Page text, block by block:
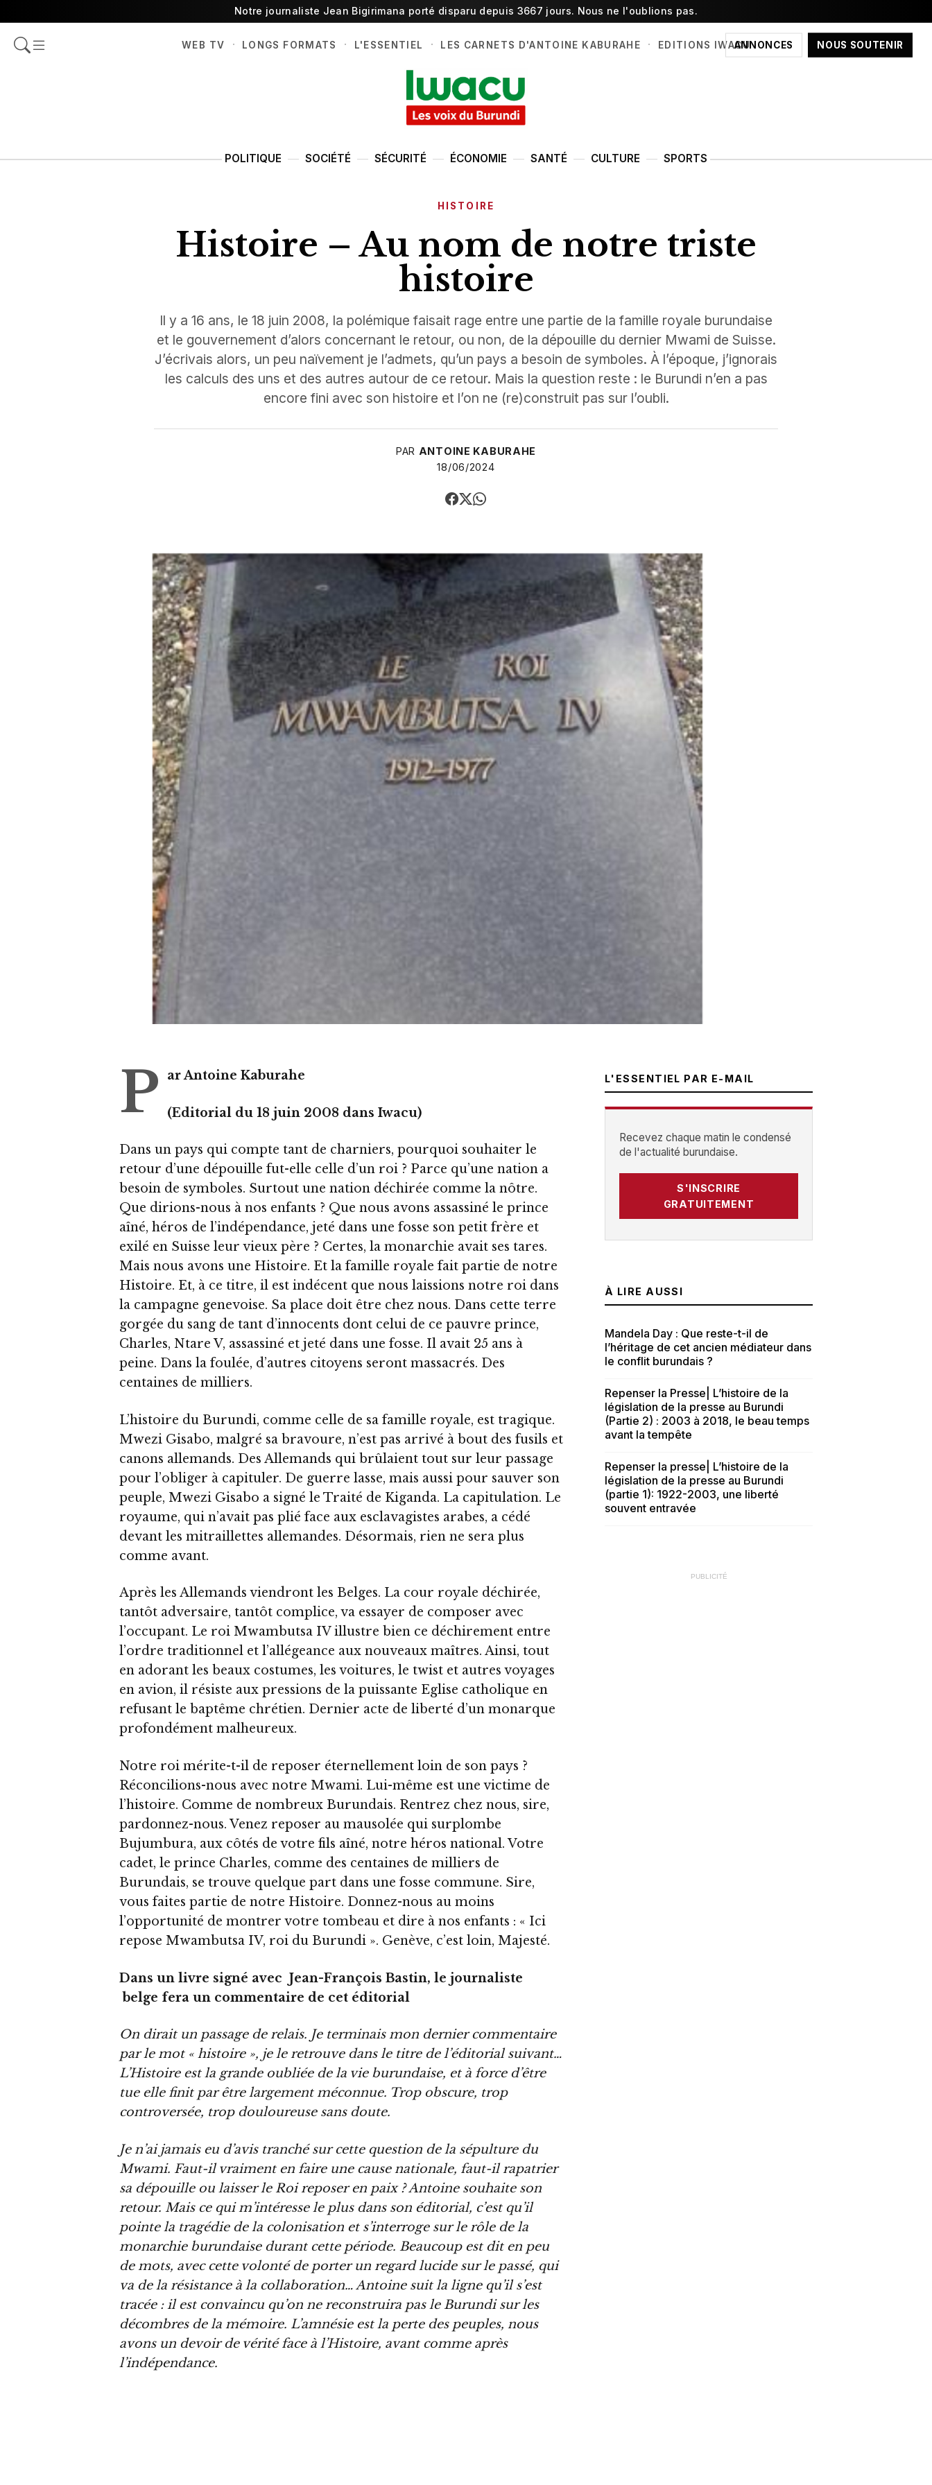
Notre journaliste Jean Bigirimana porté disparu depuis 3667 jours. Nous ne l'oublions pas.
ANNONCES NOUS SOUTENIR
WEB TV · LONGS FORMATS · L'ESSENTIEL · LES CARNETS D'ANTOINE KABURAHE · EDITIONS IWACU
POLITIQUE SOCIÉTÉ SÉCURITÉ ÉCONOMIE SANTÉ CULTURE SPORTS
HISTOIRE
Histoire – Au nom de notre triste
histoire
Il y a 16 ans, le 18 juin 2008, la polémique faisait rage entre une partie de la famille royale burundaise
et le gouvernement d’alors concernant le retour, ou non, de la dépouille du dernier Mwami de Suisse.
J’écrivais alors, un peu naïvement je l’admets, qu’un pays a besoin de symboles. À l’époque, j’ignorais
les calculs des uns et des autres autour de ce retour. Mais la question reste : le Burundi n’en a pas
encore fini avec son histoire et l’on ne (re)construit pas sur l’oubli.
PAR ANTOINE KABURAHE
18/06/2024
P ar Antoine Kaburahe
(Editorial du 18 juin 2008 dans Iwacu)
Dans un pays qui compte tant de charniers, pourquoi souhaiter le
retour d’une dépouille fut-elle celle d’un roi ? Parce qu’une nation a
besoin de symboles. Surtout une nation déchirée comme la nôtre.
Que dirions-nous à nos enfants ? Que nous avons assassiné le prince
aîné, héros de l’indépendance, jeté dans une fosse son petit frère et
exilé en Suisse leur vieux père ? Certes, la monarchie avait ses tares.
Mais nous avons une Histoire. Et la famille royale fait partie de notre
Histoire. Et, à ce titre, il est indécent que nous laissions notre roi dans
la campagne genevoise. Sa place doit être chez nous. Dans cette terre
gorgée du sang de tant d’innocents dont celui de ce pauvre prince,
Charles, Ntare V, assassiné et jeté dans une fosse. Il avait 25 ans à
peine. Dans la foulée, d’autres citoyens seront massacrés. Des
centaines de milliers.
L’histoire du Burundi, comme celle de sa famille royale, est tragique.
Mwezi Gisabo, malgré sa bravoure, n’est pas arrivé à bout des fusils et
canons allemands. Des Allemands qui brûlaient tout sur leur passage
pour l’obliger à capituler. De guerre lasse, mais aussi pour sauver son
peuple, Mwezi Gisabo a signé le Traité de Kiganda. La capitulation. Le
royaume, qui n’avait pas plié face aux esclavagistes arabes, a cédé
devant les mitraillettes allemandes. Désormais, rien ne sera plus
comme avant.
Après les Allemands viendront les Belges. La cour royale déchirée,
tantôt adversaire, tantôt complice, va essayer de composer avec
l’occupant. Le roi Mwambutsa IV illustre bien ce déchirement entre
l’ordre traditionnel et l’allégeance aux nouveaux maîtres. Ainsi, tout
en adorant les beaux costumes, les voitures, le twist et autres voyages
en avion, il résiste aux pressions de la puissante Eglise catholique en
refusant le baptême chrétien. Dernier acte de liberté d’un monarque
profondément malheureux.
Notre roi mérite-t-il de reposer éternellement loin de son pays ?
Réconcilions-nous avec notre Mwami. Lui-même est une victime de
l’histoire. Comme de nombreux Burundais. Rentrez chez nous, sire,
pardonnez-nous. Venez reposer au mausolée qui surplombe
Bujumbura, aux côtés de votre fils aîné, notre héros national. Votre
cadet, le prince Charles, comme des centaines de milliers de
Burundais, se trouve quelque part dans une fosse commune. Sire,
vous faites partie de notre Histoire. Donnez-nous au moins
l’opportunité de montrer votre tombeau et dire à nos enfants : « Ici
repose Mwambutsa IV, roi du Burundi ». Genève, c’est loin, Majesté.
Dans un livre signé avec Jean-François Bastin, le journaliste
belge fera un commentaire de cet éditorial
On dirait un passage de relais. Je terminais mon dernier commentaire
par le mot « histoire », je le retrouve dans le titre de l’éditorial suivant…
L’Histoire est la grande oubliée de la vie burundaise, et à force d’être
tue elle finit par être largement méconnue. Trop obscure, trop
controversée, trop douloureuse sans doute.
Je n’ai jamais eu d’avis tranché sur cette question de la sépulture du
Mwami. Faut-il vraiment en faire une cause nationale, faut-il rapatrier
sa dépouille ou laisser le Roi reposer en paix ? Antoine souhaite son
retour. Mais ce qui m’intéresse le plus dans son éditorial, c’est qu’il
pointe la tragédie de la colonisation et s’interroge sur le rôle de la
monarchie burundaise durant cette période. Beaucoup est dit en peu
de mots, avec cette volonté de porter un regard lucide sur le passé, qui
va de la résistance à la collaboration… Antoine suit la ligne qu’il s’est
tracée : il est convaincu qu’on ne reconstruira pas le Burundi sur les
décombres de la mémoire. L’amnésie est la perte des peuples, nous
avons un devoir de vérité face à l’Histoire, avant comme après
l’indépendance.
L'ESSENTIEL PAR E-MAIL
Recevez chaque matin le condensé
de l'actualité burundaise.
S'INSCRIRE
GRATUITEMENT
À LIRE AUSSI
Mandela Day : Que reste-t-il de
l’héritage de cet ancien médiateur dans
le conflit burundais ?
Repenser la Presse| L’histoire de la
législation de la presse au Burundi
(Partie 2) : 2003 à 2018, le beau temps
avant la tempête
Repenser la presse| L’histoire de la
législation de la presse au Burundi
(partie 1): 1922-2003, une liberté
souvent entravée
PUBLICITÉ